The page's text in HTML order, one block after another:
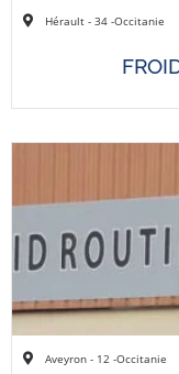
Hérault - 34 -Occitanie
Aveyron - 12 -Occitanie